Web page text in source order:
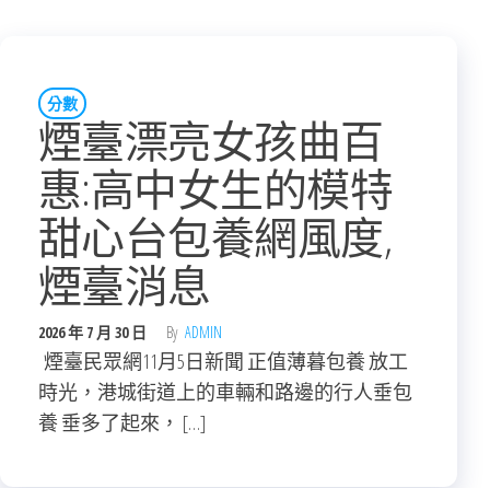
分數
煙臺漂亮女孩曲百
惠:高中女生的模特
甜心台包養網風度,
煙臺消息
2026 年 7 月 30 日 By ADMIN
煙臺民眾網11月5日新聞 正值薄暮包養 放工
時光，港城街道上的車輛和路邊的行人垂包
養 垂多了起來， […]